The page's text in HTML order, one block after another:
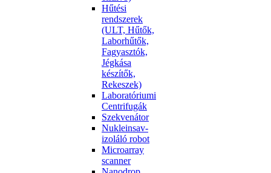
Hűtési
rendszerek
(ULT, Hűtők,
Laborhűtők,
Fagyasztók,
Jégkása
készítők,
Rekeszek)
Laboratóriumi
Centrifugák
Szekvenátor
Nukleinsav-
izoláló robot
Microarray
scanner